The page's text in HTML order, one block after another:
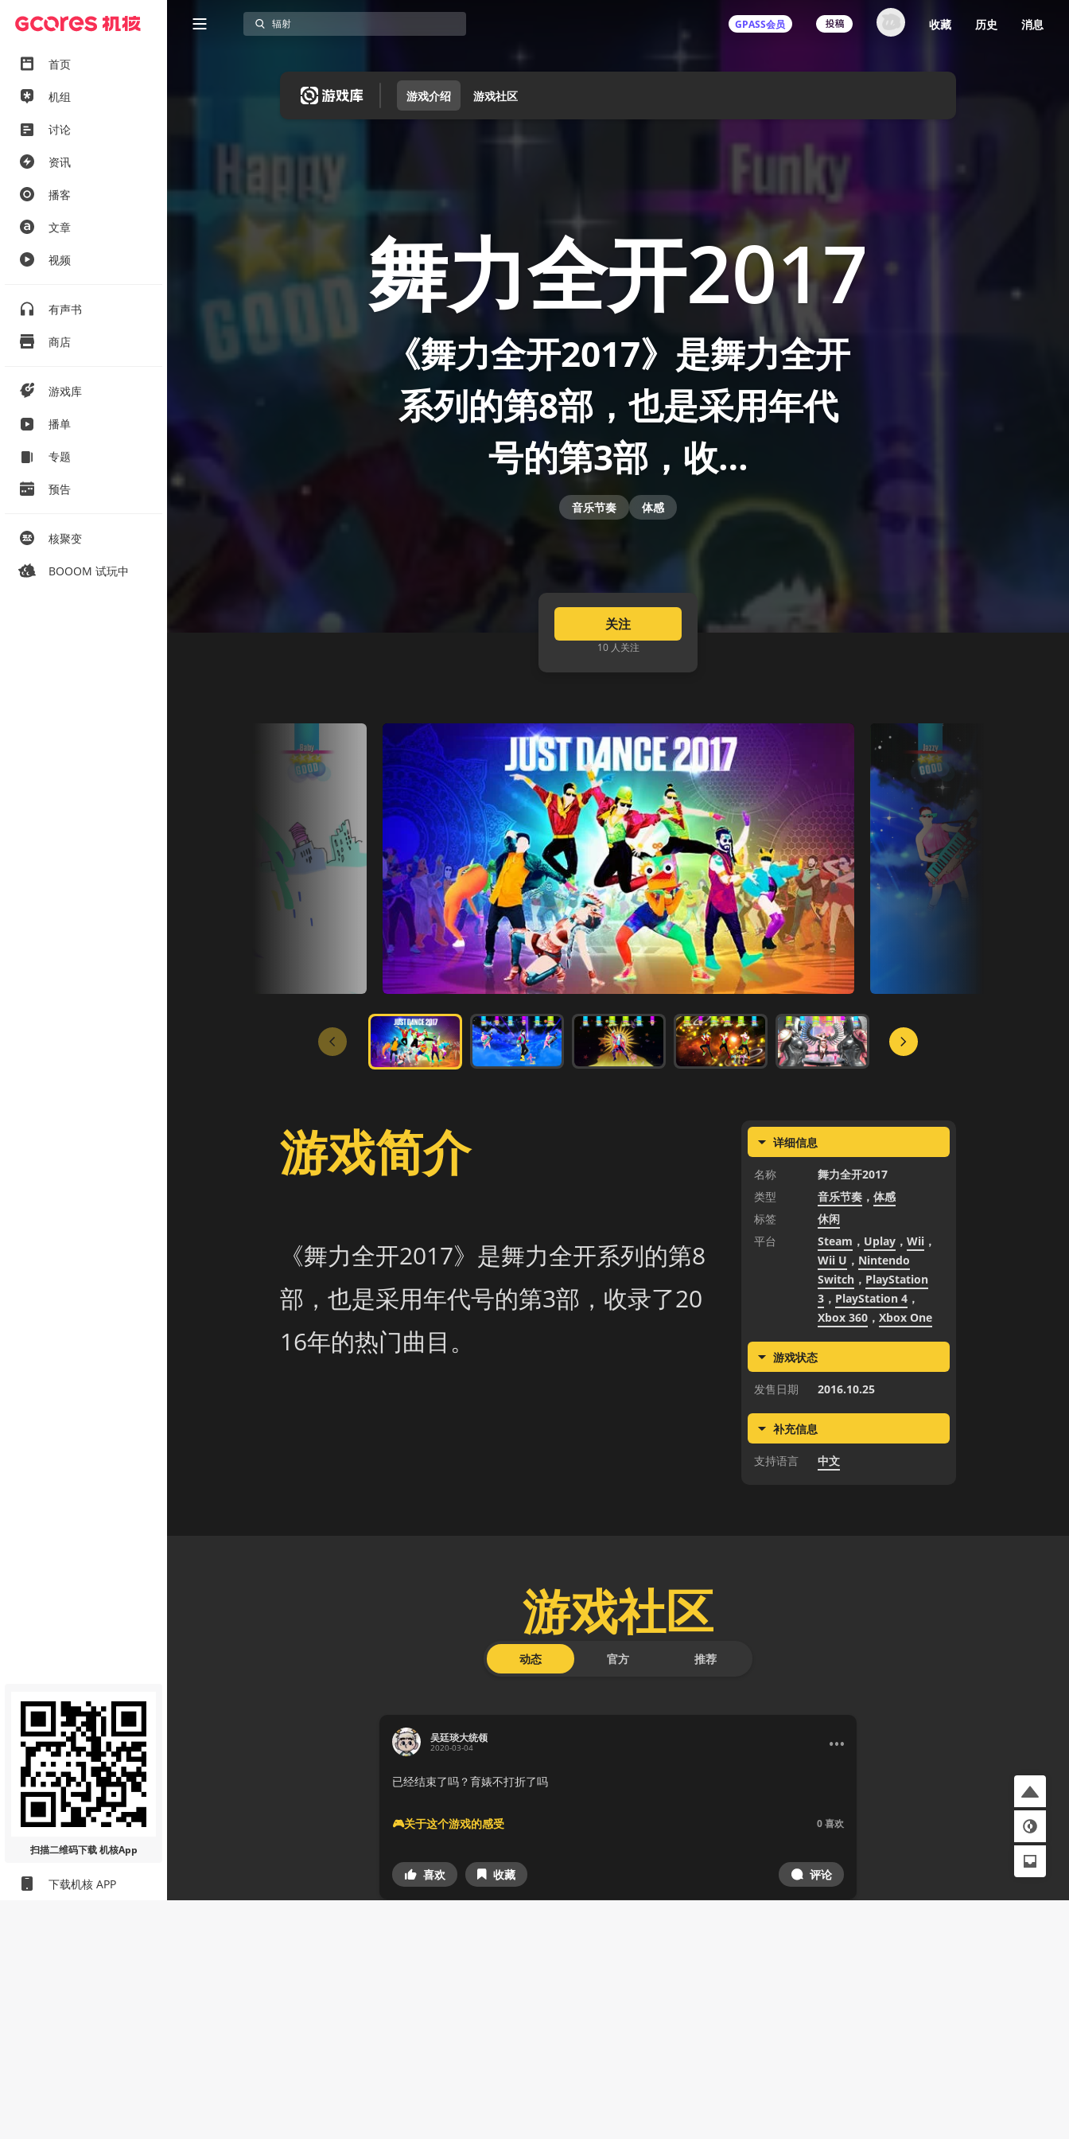
首页
机组
讨论
资讯
播客
文章
视频
有声书
商店
游戏库
播单
专题
预告
核聚变
BOOOM 试玩中
扫描二维码下载 机核App
下载机核 APP
GPASS会员 收藏 历史 消息
游戏介绍 游戏社区
舞力全开2017
《舞力全开2017》是舞力全开
系列的第8部，也是采用年代
号的第3部，收…
音乐节奏 体感
关注
10 人关注
游戏简介
《舞力全开2017》是舞力全开系列的第8
部，也是采用年代号的第3部，收录了20
16年的热门曲目。
详细信息
名称
舞力全开2017
类型
音乐节奏 ，体感
标签
休闲
平台
Steam ， Uplay ，Wii ，
Wii U ， Nintendo
Switch ， PlayStation
3 ， PlayStation 4 ，
Xbox 360 ，Xbox One
游戏状态
发售日期 2016.10.25
补充信息
支持语言 中文
游戏社区
动态 官方 推荐
吴廷琰大统领
2020-03-04
已经结束了吗？育婊不打折了吗
🎮关于这个游戏的感受 0喜欢
喜欢 收藏 评论